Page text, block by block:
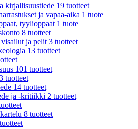
kirjallisuustiede 19 tuotteet
ja vapaa-aika 1 tuote
tyylioppaat 1 tuote
8 tuotteet
ja pelit 3 tuotteet
13 tuotteet
101 tuotteet
tuotteet
14 tuotteet
ja -kritiikki 2 tuotteet
8 tuotteet
tuotteet